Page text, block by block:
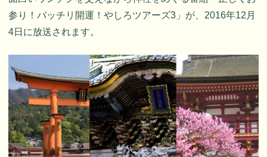
参り！バッチリ開運！やしろツアーズ3」が、2016年12月
4日に放送されます。